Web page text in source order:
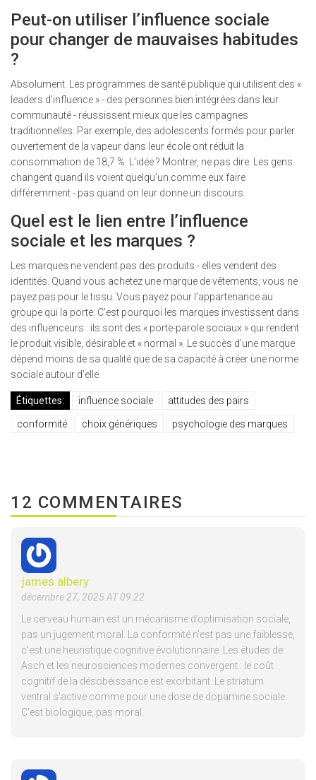
Peut-on utiliser l’influence sociale
pour changer de mauvaises habitudes
?
Absolument. Les programmes de santé publique qui utilisent des «
leaders d’influence » - des personnes bien intégrées dans leur
communauté - réussissent mieux que les campagnes
traditionnelles. Par exemple, des adolescents formés pour parler
ouvertement de la vapeur dans leur école ont réduit la
consommation de 18,7 %. L’idée ? Montrer, ne pas dire. Les gens
changent quand ils voient quelqu’un comme eux faire
différemment - pas quand on leur donne un discours.
Quel est le lien entre l’influence
sociale et les marques ?
Les marques ne vendent pas des produits - elles vendent des
identités. Quand vous achetez une marque de vêtements, vous ne
payez pas pour le tissu. Vous payez pour l’appartenance au
groupe qui la porte. C’est pourquoi les marques investissent dans
des influenceurs : ils sont des « porte-parole sociaux » qui rendent
le produit visible, désirable et « normal ». Le succès d’une marque
dépend moins de sa qualité que de sa capacité à créer une norme
sociale autour d’elle.
Étiquettes: influence sociale attitudes des pairs
conformité choix génériques psychologie des marques
12 COMMENTAIRES
james albery
décembre 27, 2025 AT 09:22
Le cerveau humain est un mécanisme d’optimisation sociale,
pas un jugement moral. La conformité n’est pas une faiblesse,
c’est une heuristique cognitive évolutionnaire. Les études de
Asch et les neurosciences modernes convergent : le coût
cognitif de la désobéissance est exorbitant. Le striatum
ventral s’active comme pour une dose de dopamine sociale.
C’est biologique, pas moral.